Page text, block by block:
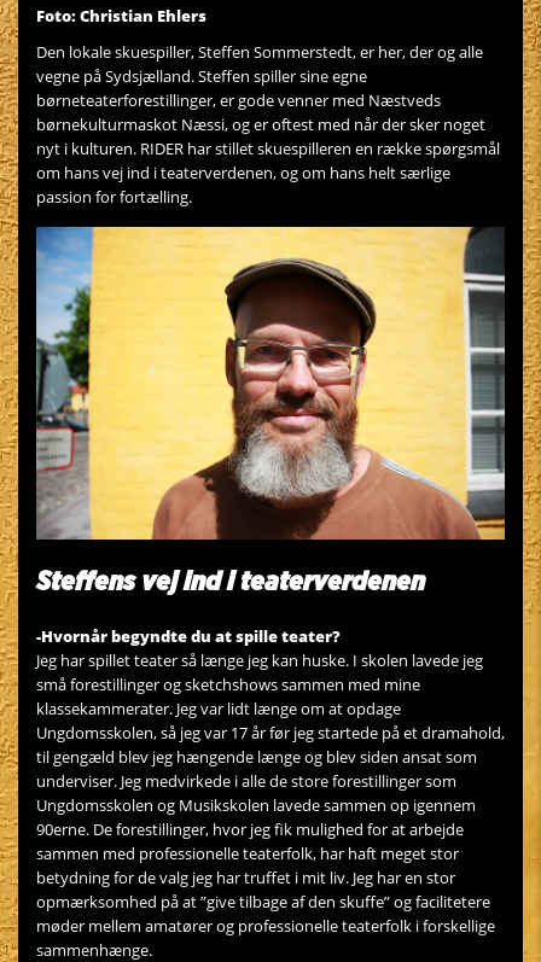
Foto: Christian Ehlers
Den lokale skuespiller, Steffen Sommerstedt, er her, der og alle
vegne på Sydsjælland. Steffen spiller sine egne
børneteaterforestillinger, er gode venner med Næstveds
børnekulturmaskot Næssi, og er oftest med når der sker noget
nyt i kulturen. RIDER har stillet skuespilleren en række spørgsmål
om hans vej ind i teaterverdenen, og om hans helt særlige
passion for fortælling.
Steffens vej ind i teaterverdenen
-Hvornår begyndte du at spille teater?
Jeg har spillet teater så længe jeg kan huske. I skolen lavede jeg
små forestillinger og sketchshows sammen med mine
klassekammerater. Jeg var lidt længe om at opdage
Ungdomsskolen, så jeg var 17 år før jeg startede på et dramahold,
til gengæld blev jeg hængende længe og blev siden ansat som
underviser. Jeg medvirkede i alle de store forestillinger som
Ungdomsskolen og Musikskolen lavede sammen op igennem
90erne. De forestillinger, hvor jeg fik mulighed for at arbejde
sammen med professionelle teaterfolk, har haft meget stor
betydning for de valg jeg har truffet i mit liv. Jeg har en stor
opmærksomhed på at ”give tilbage af den skuffe” og facilitetere
møder mellem amatører og professionelle teaterfolk i forskellige
sammenhænge.